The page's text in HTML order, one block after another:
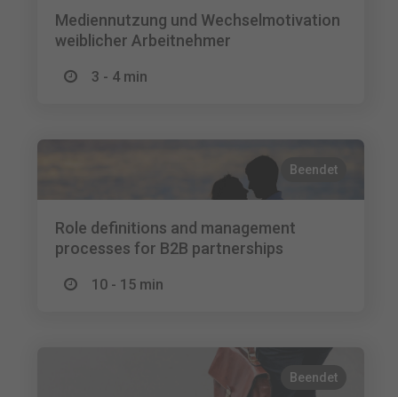
Mediennutzung und Wechselmotivation
weiblicher Arbeitnehmer
3 - 4 min
Beendet
Role definitions and management
processes for B2B partnerships
10 - 15 min
Beendet